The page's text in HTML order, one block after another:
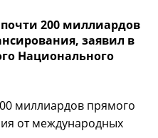
почти 200 миллиардов
заявил в
Национального
миллиардов прямого
от международных